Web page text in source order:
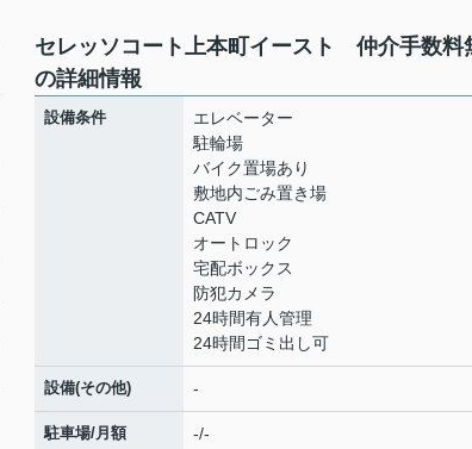
セレッソコート上本町イースト 仲介手数料
の詳細情報
設備条件
エレベーター
駐輪場
バイク置場あり
敷地内ごみ置き場
CATV
オートロック
宅配ボックス
防犯カメラ
24時間有人管理
24時間ゴミ出し可
設備(その他) -
駐車場/月額 -/-